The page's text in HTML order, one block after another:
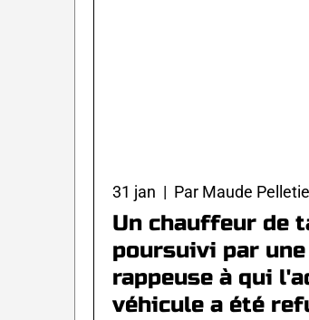
31 jan | Par Maude
Un chauffeur de
poursuivi par une
rappeuse à qui
véhicule a été